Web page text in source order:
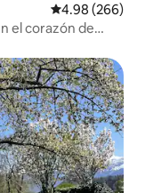
Calificación
4.98 (266)
el corazón de